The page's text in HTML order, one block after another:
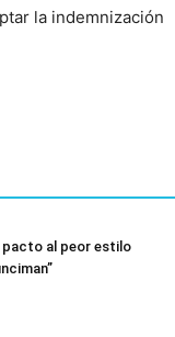
la indemnización
pacto al peor estilo